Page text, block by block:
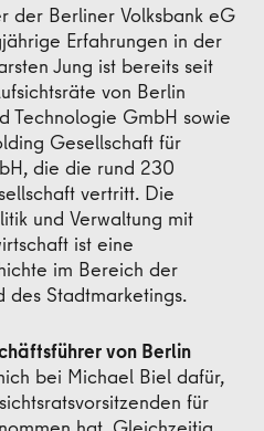
der Berliner Volksbank eG
Erfahrungen in der
Jung ist bereits seit
von Berlin
Technologie GmbH sowie
Gesellschaft für
die die rund 230
vertritt. Die
und Verwaltung mit
ist eine
im Bereich der
des Stadtmarketings.
von Berlin
bei Michael Biel dafür,
für